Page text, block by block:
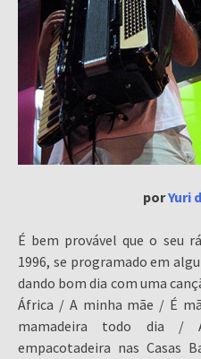
porYuri
É bem provável que o seu
1996, se programado em
dando bom dia com uma
África / A minha mãe / É
mamadeira todo dia /
empacotadeira nas Casas